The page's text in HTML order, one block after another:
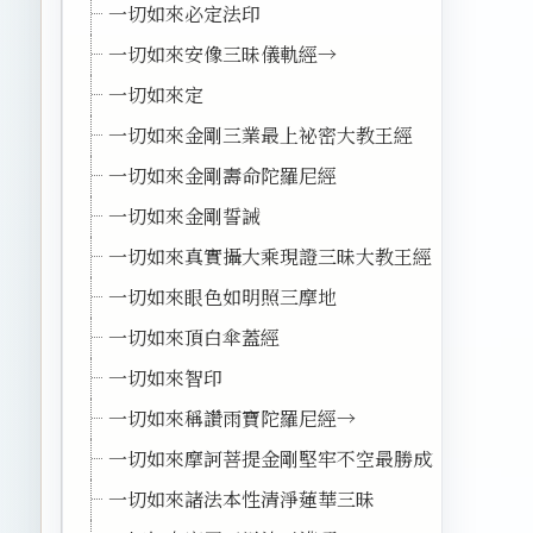
一切如來必定法印
一切如來安像三昧儀軌經→
一切如來定
一切如來金剛三業最上祕密大教王經
一切如來金剛壽命陀羅尼經
一切如來金剛誓誡
一切如來真實攝大乘現證三昧大教王經
一切如來眼色如明照三摩地
一切如來頂白傘蓋經
一切如來智印
一切如來稱讚雨寶陀羅尼經→
一切如來摩訶菩提金剛堅牢不空最勝成就種種事業
一切如來諸法本性清淨蓮華三昧